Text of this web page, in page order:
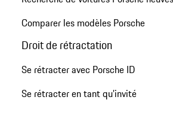
Comparer les modèles Porsche
Droit de rétractation
Se rétracter avec Porsche ID
Se rétracter en tant qu’invité